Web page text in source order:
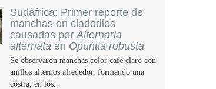
Sudáfrica: Primer reporte de
manchas en cladodios
causadas porAlternaria
alternata en Opuntia robusta
Se observaron manchas color café claro con
anillos alternos alrededor, formando una
costra, en los...